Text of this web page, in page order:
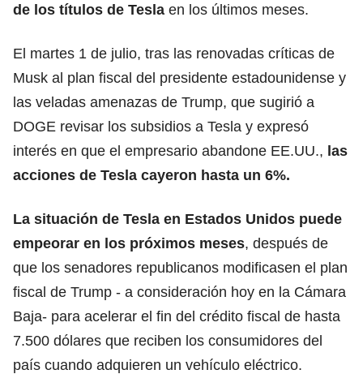
de los títulos de Tesla en los últimos meses.
El martes 1 de julio, tras las renovadas críticas de
Musk al plan fiscal del presidente estadounidense y
las veladas amenazas de Trump, que sugirió a
DOGE revisar los subsidios a Tesla y expresó
interés en que el empresario abandone EE.UU., las
acciones de Tesla cayeron hasta un 6%.
La situación de Tesla en Estados Unidos puede
empeorar en los próximos meses, después de
que los senadores republicanos modificasen el plan
fiscal de Trump - a consideración hoy en la Cámara
Baja- para acelerar el fin del crédito fiscal de hasta
7.500 dólares que reciben los consumidores del
país cuando adquieren un vehículo eléctrico.